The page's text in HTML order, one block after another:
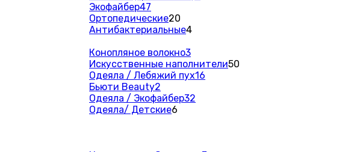
Экофайбер47
Ортопедические20
Антибактериальные4
Конопляное волокно3
Искусственные наполнители50
Одеяла / Лебяжий пух16
Бьюти Beauty2
Одеяла / Экофайбер32
Одеяла/ Детские6